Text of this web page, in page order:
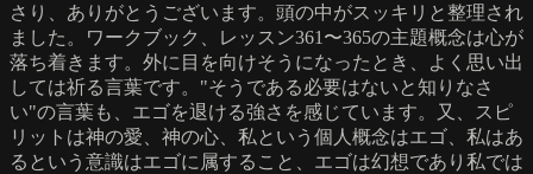
さり、ありがとうございます。頭の中がスッキリと整理され
ました。ワークブック、レッスン361〜365の主題概念は心が
落ち着きます。外に目を向けそうになったとき、よく思い出
しては祈る言葉です。"そうである必要はないと知りなさ
い"の言葉も、エゴを退ける強さを感じています。又、スピ
リットは神の愛、神の心、私という個人概念はエゴ、私はあ
るという意識はエゴに属すること、エゴは幻想であり私では